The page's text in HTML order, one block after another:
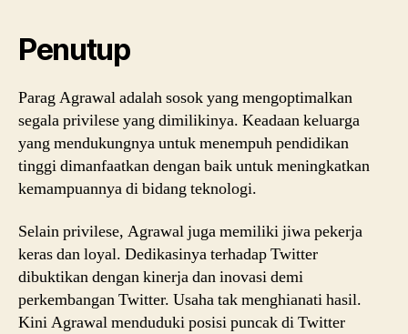
Penutup
Parag Agrawal adalah sosok yang mengoptimalkan
segala privilese yang dimilikinya. Keadaan keluarga
yang mendukungnya untuk menempuh pendidikan
tinggi dimanfaatkan dengan baik untuk meningkatkan
kemampuannya di bidang teknologi.
Selain privilese, Agrawal juga memiliki jiwa pekerja
keras dan loyal. Dedikasinya terhadap Twitter
dibuktikan dengan kinerja dan inovasi demi
perkembangan Twitter. Usaha tak menghianati hasil.
Kini Agrawal menduduki posisi puncak di Twitter